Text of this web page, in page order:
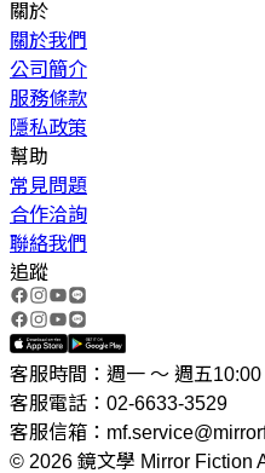
關於
關於我們
公司簡介
服務條款
隱私政策
幫助
常見問題
合作洽詢
聯絡我們
追蹤
客服時間：週一 ～ 週五10:00
客服電話：02-6633-3529
客服信箱：
© 2026 鏡文學 Mirror Fiction